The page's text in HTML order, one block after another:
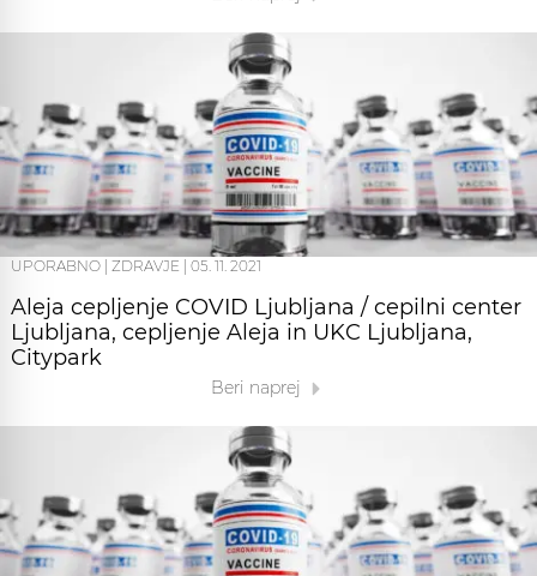
UPORABNO ZDRAVJE 05. 11. 2021
Aleja cepljenje COVID Ljubljana / cepilni center
Ljubljana, cepljenje Aleja in UKC Ljubljana,
Citypark
Beri naprej